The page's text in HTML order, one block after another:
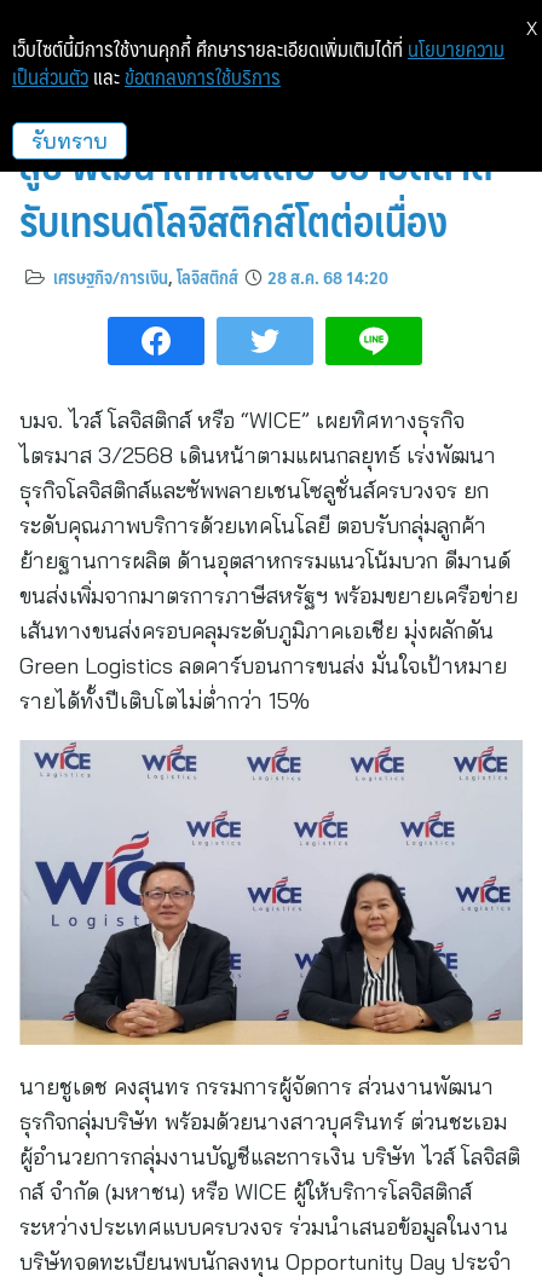
WICE ไตรมาส 3/68 เดินหน้าเต็ม
สูบ พัฒนาเทคโนโลยี-ขยายตลาด
รับเทรนด์โลจิสติกส์โตต่อเนื่อง
เศรษฐกิจ/การเงิน,โลจิสติกส์ 28 ส.ค. 68 14:20
บมจ. ไวส์ โลจิสติกส์ หรือ “WICE” เผยทิศทางธุรกิจ
ไตรมาส 3/2568 เดินหน้าตามแผนกลยุทธ์ เร่งพัฒนา
ธุรกิจโลจิสติกส์และซัพพลายเชนโซลูชั่นส์ครบวงจร ยก
ระดับคุณภาพบริการด้วยเทคโนโลยี ตอบรับกลุ่มลูกค้า
ย้ายฐานการผลิต ด้านอุตสาหกรรมแนวโน้มบวก ดีมานด์
ขนส่งเพิ่มจากมาตรการภาษีสหรัฐฯ พร้อมขยายเครือข่าย
เส้นทางขนส่งครอบคลุมระดับภูมิภาคเอเชีย มุ่งผลักดัน
Green Logistics ลดคาร์บอนการขนส่ง มั่นใจเป้าหมาย
รายได้ทั้งปีเติบโตไม่ต่ำกว่า 15%
นายชูเดช คงสุนทร กรรมการผู้จัดการ ส่วนงานพัฒนา
ธุรกิจกลุ่มบริษัท พร้อมด้วยนางสาวบุศรินทร์ ต่วนชะเอม
ผู้อำนวยการกลุ่มงานบัญชีและการเงิน บริษัท ไวส์ โลจิสติ
กส์ จำกัด (มหาชน) หรือ WICE ผู้ให้บริการโลจิสติกส์
ระหว่างประเทศแบบครบวงจร ร่วมนำเสนอข้อมูลในงาน
บริษัทจดทะเบียนพบนักลงทุน Opportunity Day ประจำ
เว็บไซต์นี้มีการใช้งานคุกกี้ ศึกษารายละเอียดเพิ่มเติมได้ที่ นโยบายความ
เป็นส่วนตัว และ ข้อตกลงการใช้บริการ
รับทราบ
X